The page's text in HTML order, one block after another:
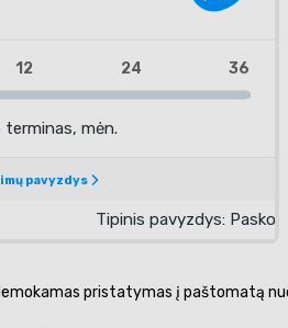
pristatymas į paštomatą